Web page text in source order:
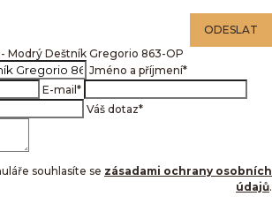
ODESLAT
Modrý Deštník Gregorio 863-OP
Jméno a příjmení*
E-mail *
Váš dotaz*
souhlasíte se zásadami ochrany osobních
údajů.